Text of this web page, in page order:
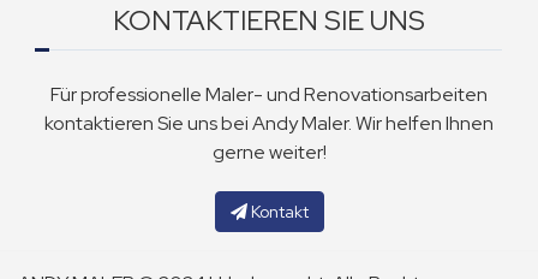
KONTAKTIEREN SIE UNS
Für professionelle Maler- und Renovationsarbeiten
kontaktieren Sie uns bei Andy Maler. Wir helfen Ihnen
gerne weiter!
Kontakt